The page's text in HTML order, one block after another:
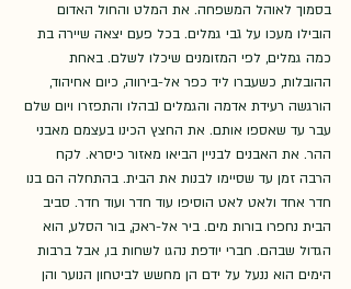
בסמוך לאוהל המשפחה. את המלט והחול האדום
הובילו מעכו על גבי גמלים. בכל פעם יצאה שיירה בת
כמה גמלים, לפי המזומנים שיכלו לשלם. באחת
ההובלות, כשעברו ליד כפר אל-בירווה, כיום אחיהוד,
הורגשה רעידת אדמה והגמלים נבהלו והתפזרו ויום שלם
עבר עד שאספו אותם. את החצץ הכינו בעצמם מאבני
ההר. את האבנים לבניין הביאו מאזור כיסרא. לקח
הרבה זמן עד שסיימו לבנות את הבית. בהתחלה הם בנו
חדר אחד ולאט לאט הוסיפו עוד חדר ועוד חדר. סביב
הבית נחפרו בורות מים. ביר אל-ראק, בור הסלע, הוא
הגדול שבהם. חברי יודפת נהגו לשחות בו, אבל ברבות
הימים הוא ננעל על ידם הן מחשש לביטחון הנוער והן